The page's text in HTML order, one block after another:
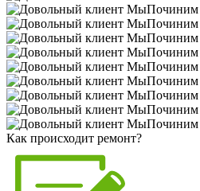
Как происходит ремонт?